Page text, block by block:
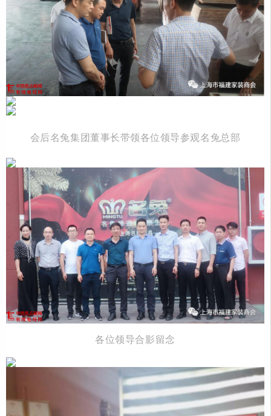
会后名兔集团董事长带领各位领导参观名兔总部
各位领导合影留念